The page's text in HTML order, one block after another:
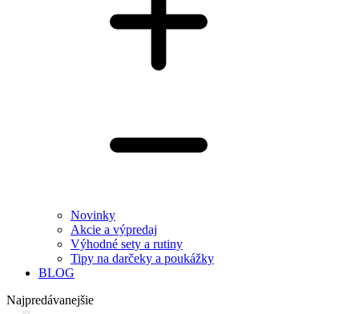
Novinky
Akcie a výpredaj
Výhodné sety a rutiny
Tipy na darčeky a poukážky
BLOG
Najpredávanejšie